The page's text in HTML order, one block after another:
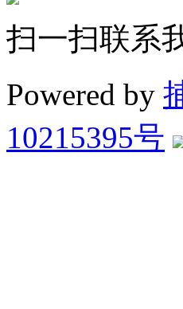
扫一扫联系
Powered by
10215395号